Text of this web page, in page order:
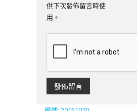
供下次發佈留言時使
用。